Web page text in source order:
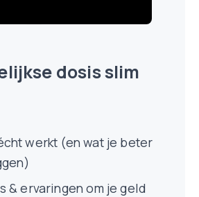
dosis slim
werkt (en wat je beter
& ervaringen om je geld